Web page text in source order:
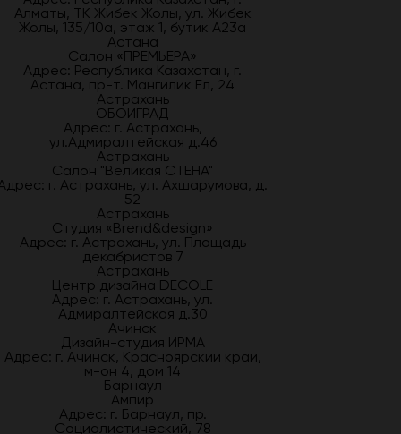
Алматы, ТК Жибек Жолы, ул. Жибек
Жолы, 135/10а, этаж 1, бутик А23а
Астана
Салон «ПРЕМЬЕРА»
Адрес: Республика Казахстан, г.
Астана, пр-т. Мангилик Ел, 24
Астрахань
ОБОИГРАД
Адрес: г. Астрахань,
ул.Адмиралтейская д.46
Астрахань
Салон "Великая СТЕНА"
г. Астрахань, ул. Ахшарумова, д.
52
Астрахань
Студия «Brend&design»
Адрес: г. Астрахань, ул. Площадь
декабристов 7
Астрахань
Центр дизайна DECOLE
Адрес: г. Астрахань, ул.
Адмиралтейская д.30
Ачинск
Дизайн-студия ИРМА
Адрес: г. Ачинск, Красноярский край,
м-он 4, дом 14
Барнаул
Ампир
Адрес: г. Барнаул, пр.
Социалистический, 78